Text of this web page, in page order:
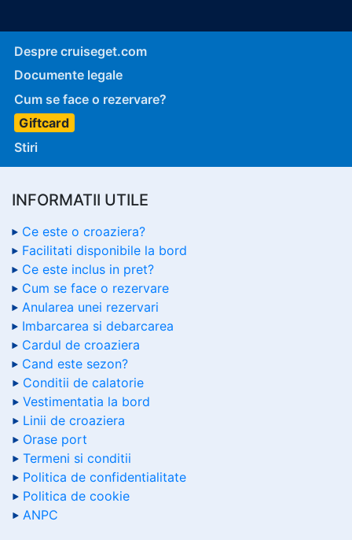
Despre cruiseget.com
Documente legale
Cum se face o rezervare?
Giftcard
Stiri
INFORMATII UTILE
Ce este o croaziera?
Facilitati disponibile la bord
Ce este inclus in pret?
Cum se face o rezervare
Anularea unei rezervari
Imbarcarea si debarcarea
Cardul de croaziera
Cand este sezon?
Conditii de calatorie
Vestimentatia la bord
Linii de croaziera
Orase port
Termeni si conditii
Politica de confidentialitate
Politica de cookie
ANPC